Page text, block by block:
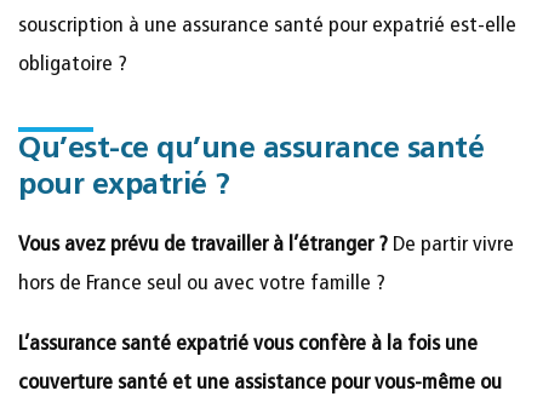
souscription à une assurance santé pour expatrié est-elle
obligatoire ?
Qu’est-ce qu’une assurance santé
pour expatrié ?
Vous avez prévu de travailler à l’étranger ? De partir vivre
hors de France seul ou avec votre famille ?
L’assurance santé expatrié vous confère à la fois une
couverture santé et une assistance pour vous-même ou